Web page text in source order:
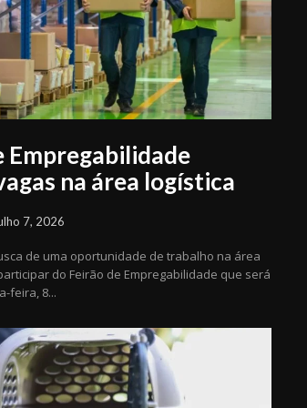
Empregabilidade
na área logística
7, 2026
de uma oportunidade de trabalho na área
do Feirão de Empregabilidade que será
feira, 8...